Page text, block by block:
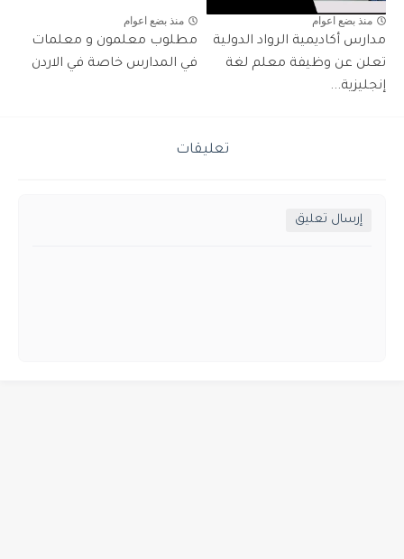
منذ بضع اعوام
مدارس أكاديمية الرواد الدولية
تعلن عن وظيفة معلم لغة
إنجليزية...
منذ بضع اعوام
مطلوب معلمون و معلمات
في المدارس خاصة في الاردن
تعليقات
إرسال تعليق